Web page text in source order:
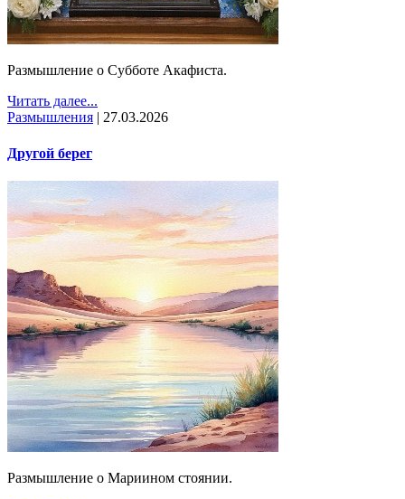
Размышление о Субботе Акафиста.
Читать далее...
Размышления | 27.03.2026
Другой берег
Размышление о Мариином стоянии.